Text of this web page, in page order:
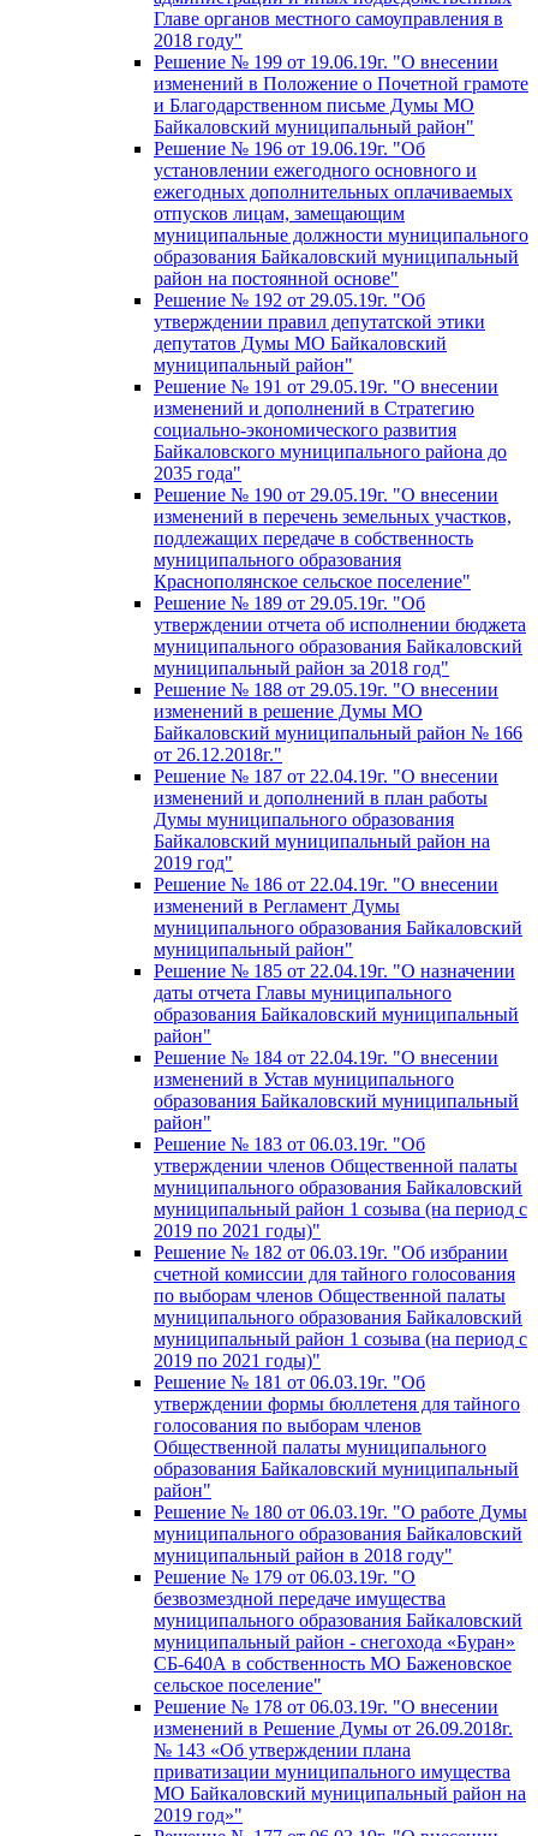
Главе органов местного самоуправления в
2018 году"
Решение № 199 от 19.06.19г. "О внесении
изменений в Положение о Почетной грамоте
и Благодарственном письме Думы МО
Байкаловский муниципальный район"
Решение № 196 от 19.06.19г. "Об
установлении ежегодного основного и
ежегодных дополнительных оплачиваемых
отпусков лицам, замещающим
муниципальные должности муниципального
образования Байкаловский муниципальный
район на постоянной основе"
Решение № 192 от 29.05.19г. "Об
утверждении правил депутатской этики
депутатов Думы МО Байкаловский
муниципальный район"
Решение № 191 от 29.05.19г. "О внесении
изменений и дополнений в Стратегию
социально-экономического развития
Байкаловского муниципального района до
2035 года"
Решение № 190 от 29.05.19г. "О внесении
изменений в перечень земельных участков,
подлежащих передаче в собственность
муниципального образования
Краснополянское сельское поселение"
Решение № 189 от 29.05.19г. "Об
утверждении отчета об исполнении бюджета
муниципального образования Байкаловский
муниципальный район за 2018 год"
Решение № 188 от 29.05.19г. "О внесении
изменений в решение Думы МО
Байкаловский муниципальный район № 166
от 26.12.2018г."
Решение № 187 от 22.04.19г. "О внесении
изменений и дополнений в план работы
Думы муниципального образования
Байкаловский муниципальный район на
2019 год"
Решение № 186 от 22.04.19г. "О внесении
изменений в Регламент Думы
муниципального образования Байкаловский
муниципальный район"
Решение № 185 от 22.04.19г. "О назначении
даты отчета Главы муниципального
образования Байкаловский муниципальный
район"
Решение № 184 от 22.04.19г. "О внесении
изменений в Устав муниципального
образования Байкаловский муниципальный
район"
Решение № 183 от 06.03.19г. "Об
утверждении членов Общественной палаты
муниципального образования Байкаловский
муниципальный район 1 созыва (на период с
2019 по 2021 годы)"
Решение № 182 от 06.03.19г. "Об избрании
счетной комиссии для тайного голосования
по выборам членов Общественной палаты
муниципального образования Байкаловский
муниципальный район 1 созыва (на период с
2019 по 2021 годы)"
Решение № 181 от 06.03.19г. "Об
утверждении формы бюллетеня для тайного
голосования по выборам членов
Общественной палаты муниципального
образования Байкаловский муниципальный
район"
Решение № 180 от 06.03.19г. "О работе Думы
муниципального образования Байкаловский
муниципальный район в 2018 году"
Решение № 179 от 06.03.19г. "О
безвозмездной передаче имущества
муниципального образования Байкаловский
муниципальный район - снегохода «Буран»
СБ-640А в собственность МО Баженовское
сельское поселение"
Решение № 178 от 06.03.19г. "О внесении
изменений в Решение Думы от 26.09.2018г.
№ 143 «Об утверждении плана
приватизации муниципального имущества
МО Байкаловский муниципальный район на
2019 год»"